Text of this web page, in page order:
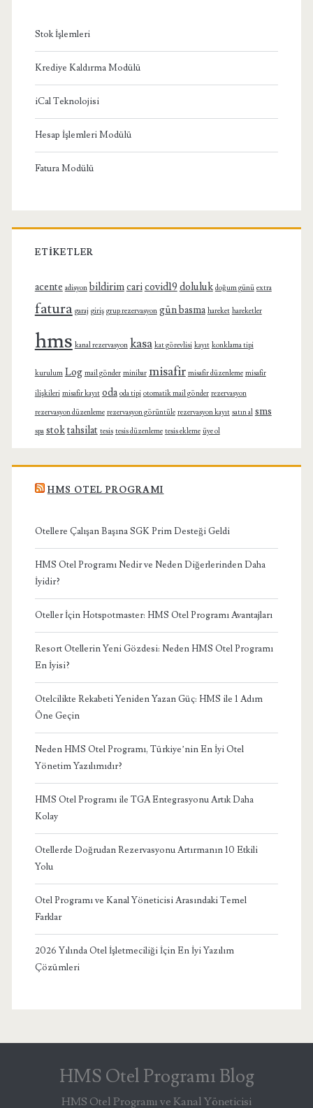
Stok İşlemleri
Krediye Kaldırma Modülü
iCal Teknolojisi
Hesap İşlemleri Modülü
Fatura Modülü
ETIKETLER
acente adisyon bildirimcaricovid19 doluluk doğum günü extra
fatura garaj giriş grup rezervasyon gün basma hareket hareketler
hms kanal rezervasyon kasa kat görevlisi kayıt konklama tipi
kurulum Log mail gönder minibar misafir misafir düzenleme misafir
ilişkileri misafir kayıt oda oda tipi otomatik mail gönder rezervasyon
rezervasyon düzenleme rezervasyon görüntüle rezervasyon kayıt satın al sms
spa stoktahsilat tesis tesis düzenleme tesis ekleme üye ol
HMS OTEL PROGRAMI
Otellere Çalışan Başına SGK Prim Desteği Geldi
HMS Otel Programı Nedir ve Neden Diğerlerinden Daha
İyidir?
Oteller İçin Hotspotmaster: HMS Otel Programı Avantajları
Resort Otellerin Yeni Gözdesi: Neden HMS Otel Programı
En İyisi?
Otelcilikte Rekabeti Yeniden Yazan Güç: HMS ile 1 Adım
Öne Geçin
Neden HMS Otel Programı, Türkiye’nin En İyi Otel
Yönetim Yazılımıdır?
HMS Otel Programı ile TGA Entegrasyonu Artık Daha
Kolay
Otellerde Doğrudan Rezervasyonu Artırmanın 10 Etkili
Yolu
Otel Programı ve Kanal Yöneticisi Arasındaki Temel
Farklar
2026 Yılında Otel İşletmeciliği İçin En İyi Yazılım
Çözümleri
HMS Otel Programı Blog
HMS Otel Programı ve Kanal Yöneticisi